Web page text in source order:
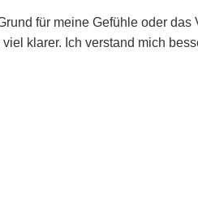
für meine Gefühle oder
klarer. Ich verstand mich